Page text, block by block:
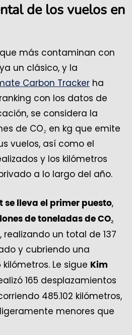
de los vuelos en
más contaminan con
un clásico, y la
Carbon Tracker ha
con los datos de
se considera la
de CO₂ en kg que emite
vuelos, así como el
y los kilómetros
a lo largo del año.
se lleva el primer puesto,
de toneladas de CO₂
un total de 137
y cubriendo una
Le sigue Kim
165 desplazamientos
485.102 kilómetros,
menores que